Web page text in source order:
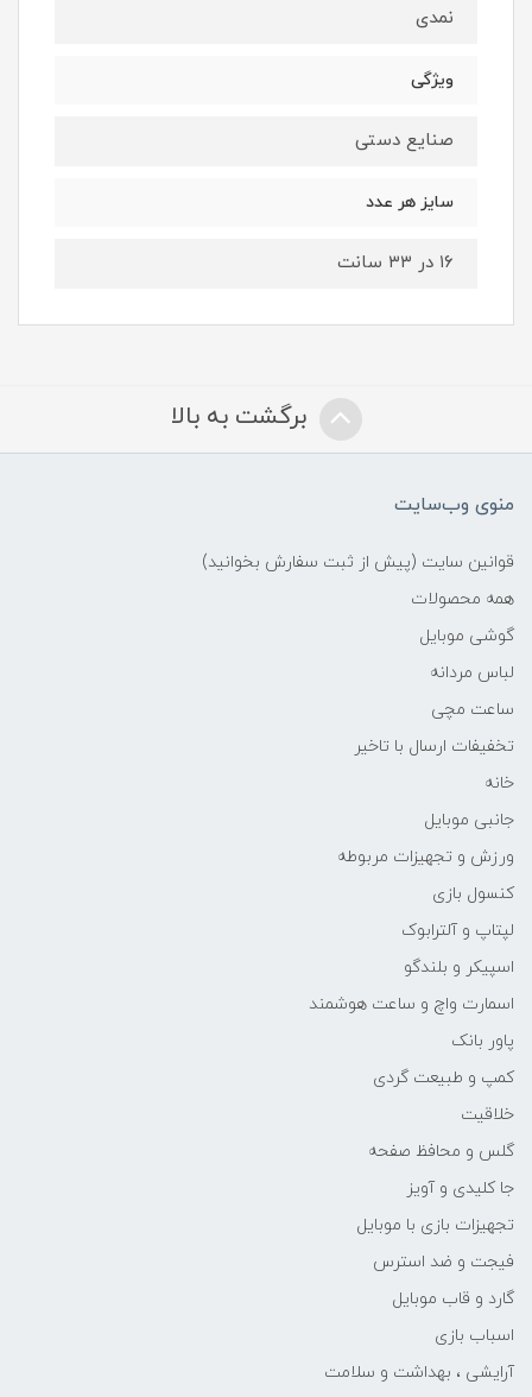
نمدی
ویژگی
صنایع دستی
سایز هر عدد
۱۶ در ۳۳ سانت
برگشت به بالا
منوی وب‌سایت
قوانین سایت (پیش از ثبت سفارش بخوانید)
همه محصولات
گوشی موبایل
لباس مردانه
ساعت مچی
تخفیفات ارسال با تاخیر
خانه
جانبی موبایل
ورزش و تجهیزات مربوطه
کنسول بازی
لپتاپ و آلترابوک
اسپیکر و بلندگو
اسمارت واچ و ساعت هوشمند
پاور بانک
کمپ و طبیعت گردی
خلاقیت
گلس و محافظ صفحه
جا کلیدی و آویز
تجهیزات بازی با موبایل
فیجت و ضد استرس
گارد و قاب موبایل
اسباب بازی
آرایشی ، بهداشت و سلامت